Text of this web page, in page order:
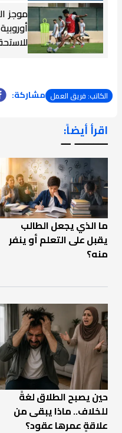
موجز
الكاتب: فريق العمل مشاركة:
اقرأ أيضاً:
ـــــــ ــ
ما الذي يجعل الطالب
يقبل على التعلم أو ينفر
منه؟
حين يصبح الطلاق لغةً
للخلاف.. ماذا يبقى من
علاقةٍ عمرها عقود؟